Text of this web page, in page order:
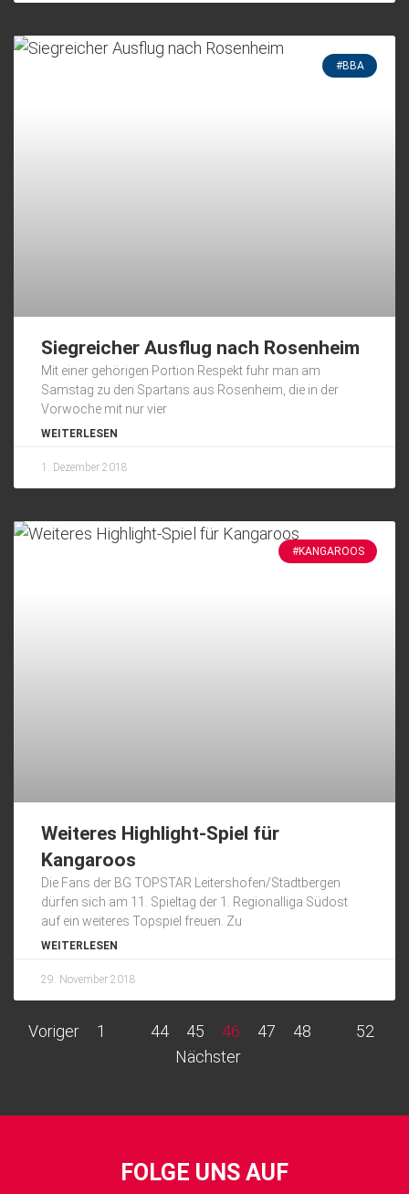
#BBA
Siegreicher Ausflug nach Rosenheim
Mit einer gehörigen Portion Respekt fuhr man am
Samstag zu den Spartans aus Rosenheim, die in der
Vorwoche mit nur vier
WEITERLESEN
1. Dezember 2018
#KANGAROOS
Weiteres Highlight-Spiel für
Kangaroos
Die Fans der BG TOPSTAR Leitershofen/Stadtbergen
dürfen sich am 11. Spieltag der 1. Regionalliga Südost
auf ein weiteres Topspiel freuen. Zu
WEITERLESEN
29. November 2018
Voriger 1 44 45 46 47 48
52
Nächster
FOLGE UNS AUF